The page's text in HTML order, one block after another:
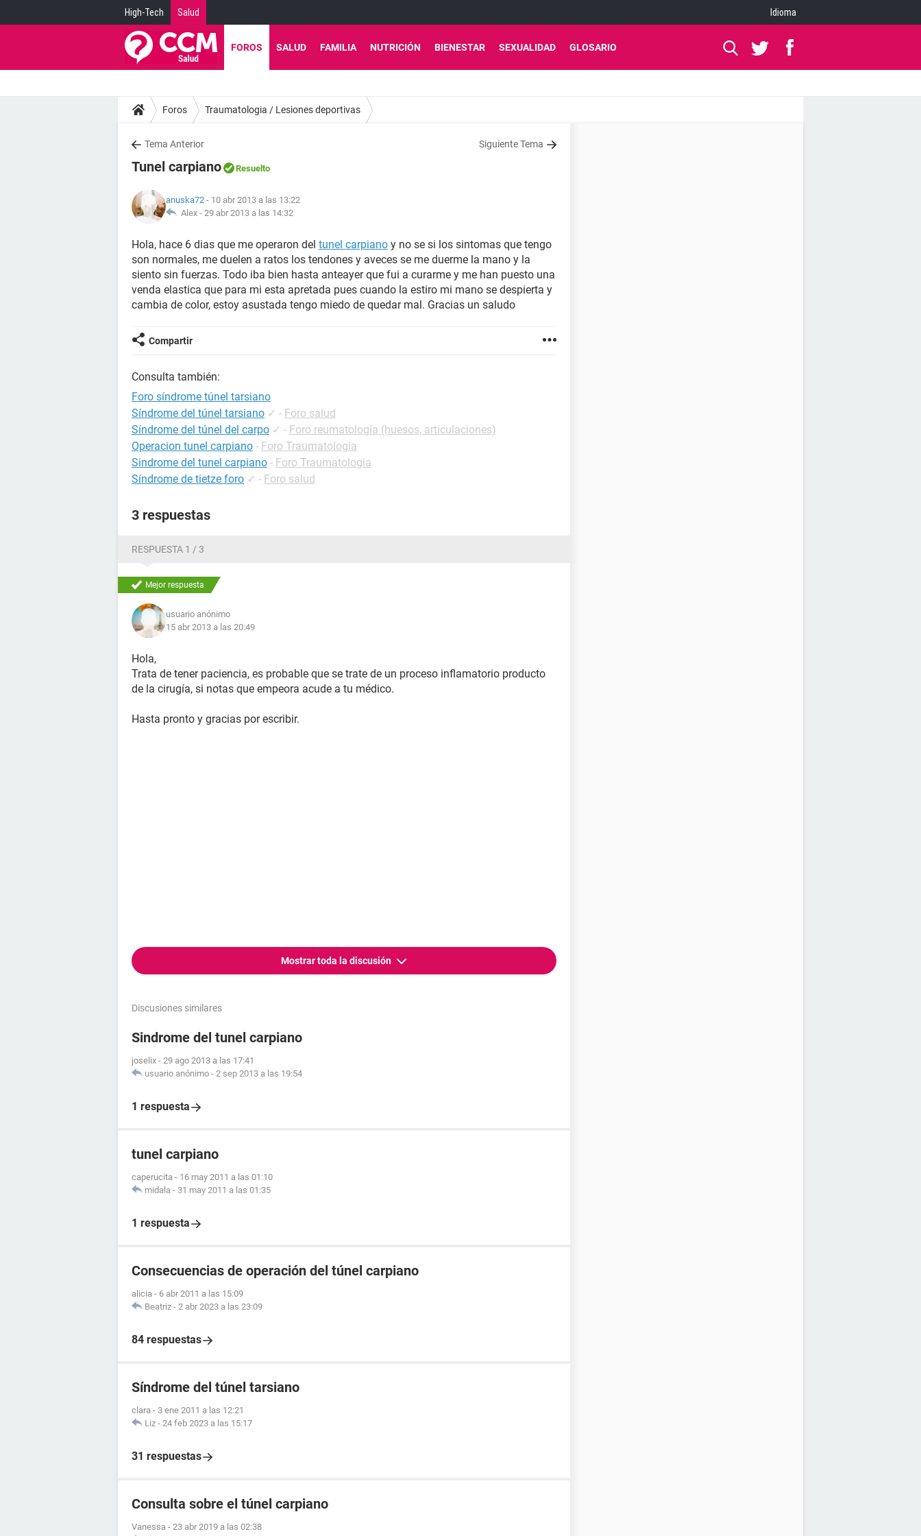
High-Tech Salud Idioma
FOROS SALUD FAMILIA NUTRICIÓN BIENESTAR SEXUALIDAD GLOSARIO
Foros Traumatologia / Lesiones deportivas
Tema Anterior Siguiente Tema
Tunel carpiano Resuelto
anuska72 - 10 abr 2013 a las 13:22
Alex - 29 abr 2013 a las 14:32
Hola, hace 6 dias que me operaron del tunel carpiano y no se si los sintomas que tengo
son normales, me duelen a ratos los tendones y aveces se me duerme la mano y la
siento sin fuerzas. Todo iba bien hasta anteayer que fui a curarme y me han puesto una
venda elastica que para mi esta apretada pues cuando la estiro mi mano se despierta y
cambia de color, estoy asustada tengo miedo de quedar mal. Gracias un saludo
Compartir
Consulta también:
Foro síndrome túnel tarsiano
Síndrome del túnel tarsiano ✓ - Foro salud
Síndrome del túnel del carpo ✓ - Foro reumatología (huesos, articulaciones)
Operacion tunel carpiano - Foro Traumatologia
Sindrome del tunel carpiano - Foro Traumatologia
Síndrome de tietze foro ✓ - Foro salud
3 respuestas
RESPUESTA 1 / 3
Mejor respuesta
usuario anónimo
15 abr 2013 a las 20:49
Hola,
Trata de tener paciencia, es probable que se trate de un proceso inflamatorio producto
de la cirugía, si notas que empeora acude a tu médico.
Hasta pronto y gracias por escribir.
Mostrar toda la discusión
Discusiones similares
Sindrome del tunel carpiano
joselix - 29 ago 2013 a las 17:41
usuario anónimo - 2 sep 2013 a las 19:54
1 respuesta
tunel carpiano
caperucita - 16 may 2011 a las 01:10
midala - 31 may 2011 a las 01:35
1 respuesta
Consecuencias de operación del túnel carpiano
alicia - 6 abr 2011 a las 15:09
Beatriz - 2 abr 2023 a las 23:09
84 respuestas
Síndrome del túnel tarsiano
clara - 3 ene 2011 a las 12:21
Liz - 24 feb 2023 a las 15:17
31 respuestas
Consulta sobre el túnel carpiano
Vanessa - 23 abr 2019 a las 02:38